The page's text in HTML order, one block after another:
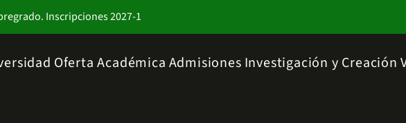
Inscripciones 2027-1
Oferta Académica Admisiones Investigación y Creación